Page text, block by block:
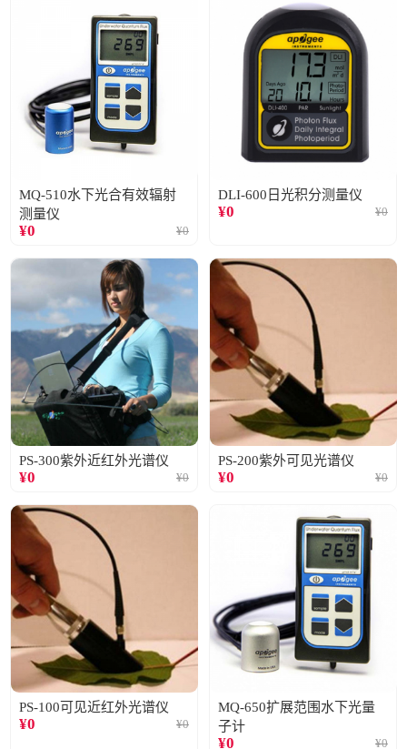
MQ-510水下光合有效辐射
测量仪
¥0 ¥0
DLI-600日光积分测量仪
¥0 ¥0
PS-300紫外近红外光谱仪
¥0 ¥0
PS-200紫外可见光谱仪
¥0 ¥0
PS-100可见近红外光谱仪
¥0 ¥0
MQ-650扩展范围水下光量
子计
¥0 ¥0